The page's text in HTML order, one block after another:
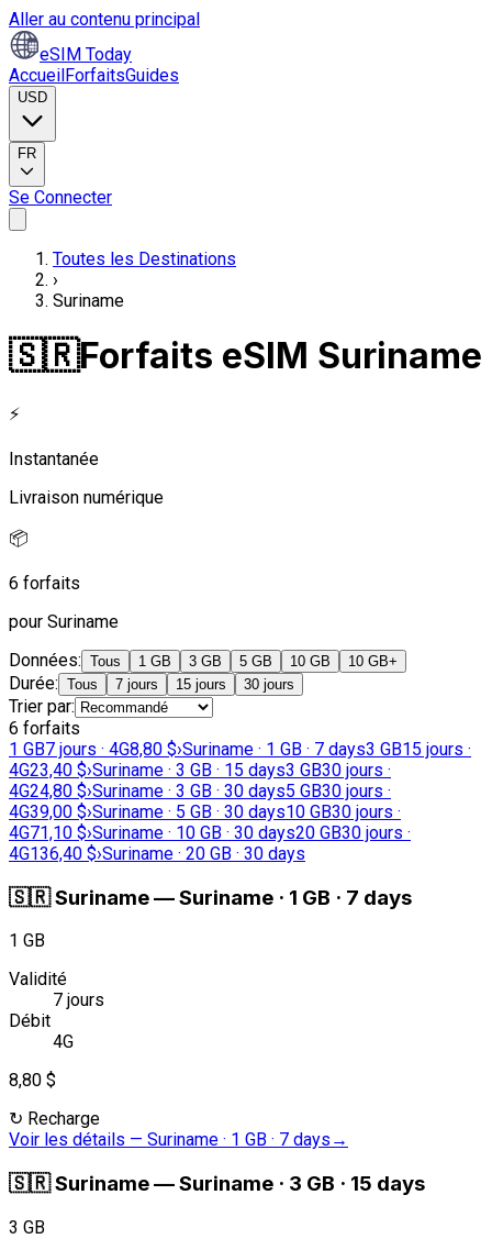
Aller au contenu principal
eSIM Today
AccueilForfaitsGuides
USD
FR
Se Connecter
Toutes les Destinations
›
Suriname
🇸🇷Forfaits eSIM Suriname
⚡
Instantanée
Livraison numérique
📦
6 forfaits
pour Suriname
Données: Tous 1 GB 3 GB 5 GB 10 GB 10 GB+
Durée: Tous 7 jours 15 jours 30 jours
Trier par:
6 forfaits
1 GB7 jours · 4G8,80 $›Suriname · 1 GB · 7 days3 GB15 jours ·
4G23,40 $›Suriname · 3 GB · 15 days3 GB30 jours ·
4G24,80 $›Suriname · 3 GB · 30 days5 GB30 jours ·
4G39,00 $›Suriname · 5 GB · 30 days10 GB30 jours ·
4G71,10 $›Suriname · 10 GB · 30 days20 GB30 jours ·
4G136,40 $›Suriname · 20 GB · 30 days
🇸🇷Suriname—Suriname · 1 GB · 7 days
1 GB
Validité
7 jours
Débit
4G
8,80 $
↻ Recharge
Voir les détails — Suriname · 1 GB · 7 days →
🇸🇷Suriname—Suriname · 3 GB · 15 days
3 GB